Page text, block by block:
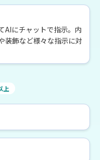
AIにチャットで指示。内
装飾など様々な指示に対
上